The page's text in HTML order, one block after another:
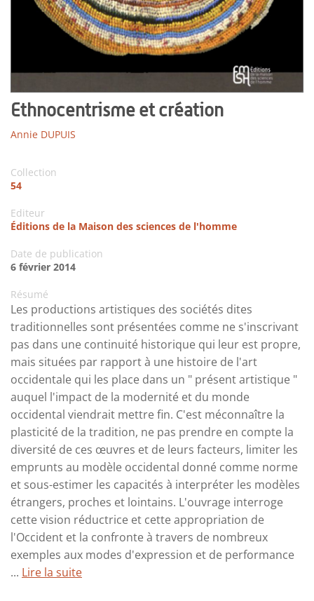
Ethnocentrisme et création
Annie DUPUIS
Collection
54
Editeur
Éditions de la Maison des sciences de l'homme
Date de publication
6 février 2014
Résumé
Les productions artistiques des sociétés dites
traditionnelles sont présentées comme ne s'inscrivant
pas dans une continuité historique qui leur est propre,
mais situées par rapport à une histoire de l'art
occidentale qui les place dans un " présent artistique "
auquel l'impact de la modernité et du monde
occidental viendrait mettre fin. C'est méconnaître la
plasticité de la tradition, ne pas prendre en compte la
diversité de ces œuvres et de leurs facteurs, limiter les
emprunts au modèle occidental donné comme norme
et sous-estimer les capacités à interpréter les modèles
étrangers, proches et lointains. L'ouvrage interroge
cette vision réductrice et cette appropriation de
l'Occident et la confronte à travers de nombreux
exemples aux modes d'expression et de performance
... Lire la suite